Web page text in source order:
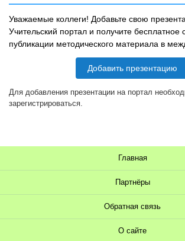
Уважаемые коллеги! Добавьте свою
Учительский портал и получите бесплатное
публикации методического материала в
Добавить презентацию
Для добавления презентации на портал
зарегистрироваться.
Главная
Партнёры
Обратная связь
О сайте